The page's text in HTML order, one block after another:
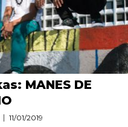
MANES DE
11/01/2019